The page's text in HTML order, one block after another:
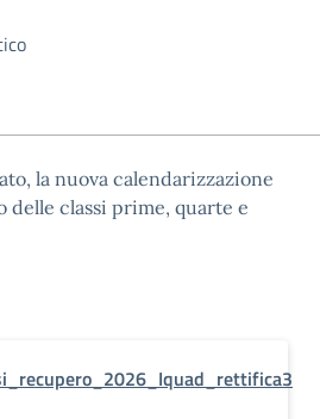
la nuova calendarizzazione
classi prime, quarte e